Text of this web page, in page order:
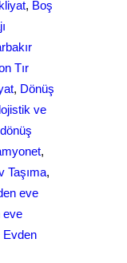
, Boş
Tır
, Dönüş
ve
dönüş
Taşıma
eve
eve
Evden